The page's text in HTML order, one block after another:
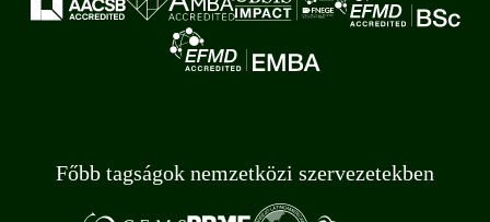
Főbb tagságok nemzetközi szervezetekben